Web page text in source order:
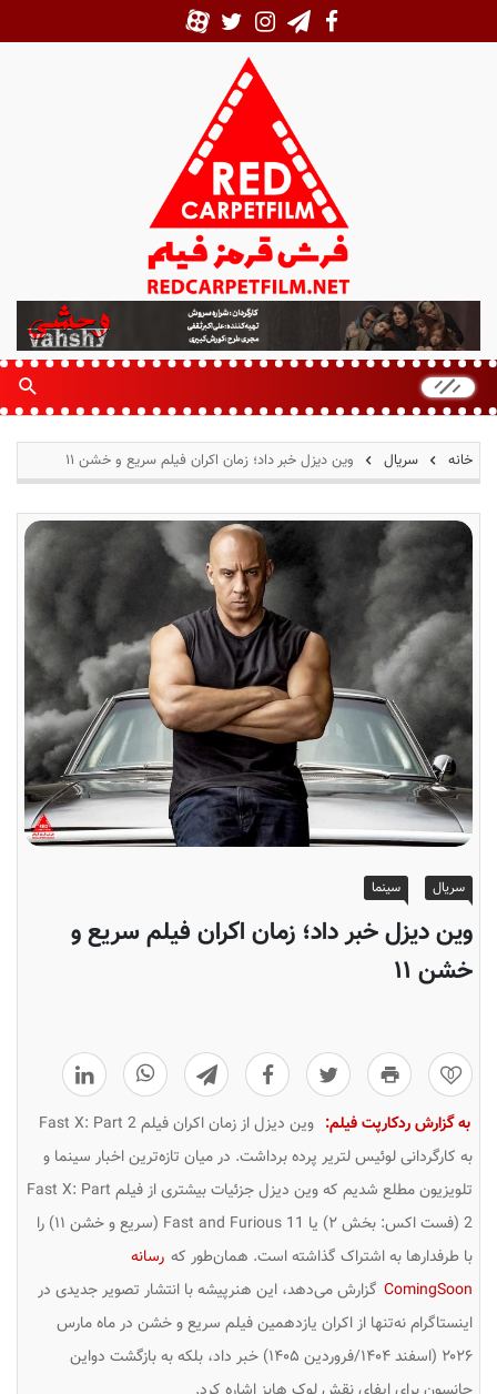
ر
ش
ر
م
ز
خانه سریال وین دیزل خبر داد؛ زمان اکران فیلم سریع و خشن ۱۱
سریال سینما
وین دیزل خبر داد؛ زمان اکران فیلم سریع و
خشن ۱۱
0
به گزارش ردکارپت فیلم:
وین دیزل از زمان اکران فیلم Fast X: Part 2
به کارگردانی لوئیس لتریر پرده برداشت. در میان تازه‌ترین اخبار سینما و
تلویزیون مطلع شدیم کهوین دیزل
جزئیات بیشتری از فیلم Fast X: Part
2 (فست اکس: بخش ۲) یا Fast and Furious 11 (سریع و خشن ۱۱) را
با طرفدارها به اشتراک گذاشته است. همان‌طور که رسانه
ComingSoon گزارش می‌دهد، این هنرپیشه با انتشار تصویر جدیدی در
اینستاگرام نه‌تنها از اکران یازدهمین فیلم سریع و خشن در ماه مارس
۲۰۲۶ (اسفند ۱۴۰۴/فروردین ۱۴۰۵) خبر داد، بلکه به بازگشت
دواین